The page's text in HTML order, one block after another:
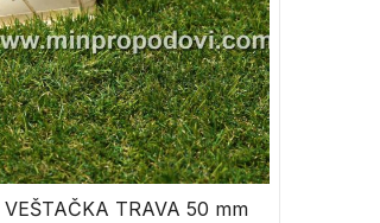
VEŠTAČKA TRAVA 50 mm